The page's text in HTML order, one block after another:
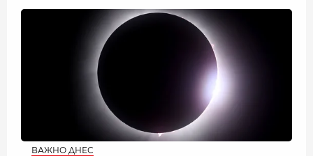
ВАЖНО ДНЕС